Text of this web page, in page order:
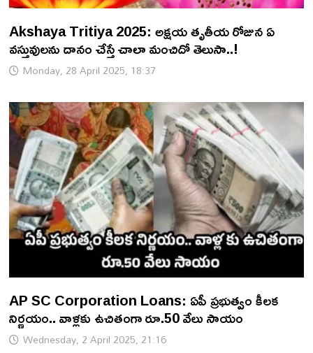
Akshaya Tritiya 2025: అక్షయ తృతీయ రోజున ఏ
వస్తువులను దానం చేస్తే చాలా మంచిదో తెలుసా..!
Monday, 28 April 2025, 18:37
AP SC Corporation Loans: ఏపీ ప్రభుత్వం కీలక
నిర్ణయం.. వాళ్లకు ఉచితంగా రూ.50 వేలు సాయం
Wednesday, 2 April 2025, 21:16